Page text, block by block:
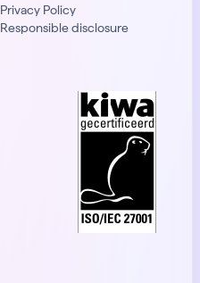
Privacy Policy
Responsible disclosure